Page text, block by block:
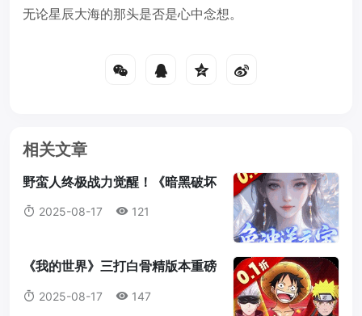
无论星辰大海的那头是否是心中念想。
相关文章
野蛮人终极战力觉醒！《暗黑破坏
神2：重制版》符文之语最强搭配
指南
2025-08-17 121
《我的世界》三打白骨精版本重磅
来袭：天赋点系统全解析，打造属
于你的最强冒险者！
2025-08-17 147